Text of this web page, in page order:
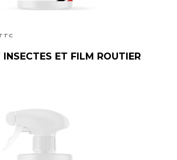
:
ET FILM ROUTIER